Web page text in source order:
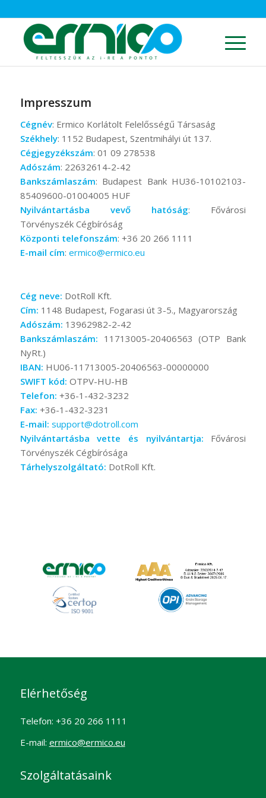
Impresszum
Cégnév: Ermico Korlátolt Felelősségű Társaság
Székhely: 1152 Budapest, Szentmihályi út 137.
Cégjegyzékszám: 01 09 278538
Adószám: 22632614-2-42
Bankszámlaszám: Budapest Bank HU36-10102103-
85409600-01004005 HUF
Nyilvántartásba vevő hatóság: Fővárosi
Törvényszék Cégbíróság
Központi telefonszám: +36 20 266 1111
E-mail cím: ermico@ermico.eu
Cég neve: DotRoll Kft.
Cím: 1148 Budapest, Fogarasi út 3-5., Magyarország
Adószám: 13962982-2-42
Bankszámlaszám: 11713005-20406563 (OTP Bank
NyRt.)
IBAN: HU06-11713005-20406563-00000000
SWIFT kód: OTPV-HU-HB
Telefon: +36-1-432-3232
Fax: +36-1-432-3231
E-mail: support@dotroll.com
Nyilvántartásba vette és nyilvántartja: Fővárosi
Törvényszék Cégbírósága
Tárhelyszolgáltató: DotRoll Kft.
Elérhetőség
Telefon: +36 20 266 1111
E-mail: ermico@ermico.eu
Szolgáltatásaink